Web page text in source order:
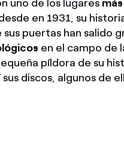
y Pymes
comunidades de
uno de los lugares
en 1931, su
sus puertas han salido
en el campo de
píldora de su
discos, algunos de